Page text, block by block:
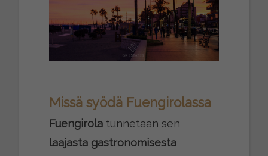
Missä syödä Fuengirolassa
Fuengirolatunnetaan sen
laajasta gastronomisesta